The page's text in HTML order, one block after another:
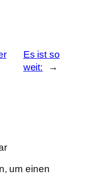
Es ist so
weit:
→
um einen